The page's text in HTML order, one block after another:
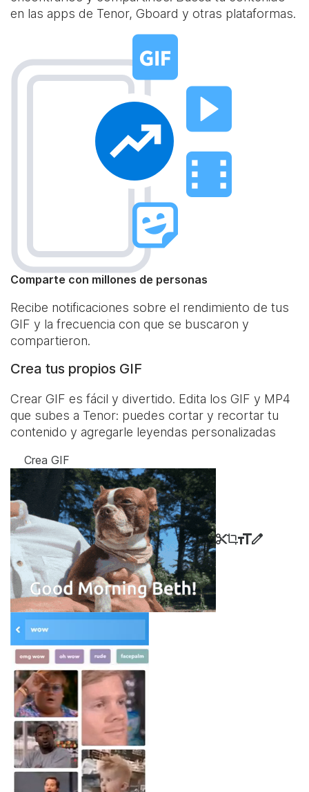
en las apps de Tenor, Gboard y otras plataformas.
Comparte con millones de personas
Recibe notificaciones sobre el rendimiento de tus
GIF y la frecuencia con que se buscaron y
compartieron.
Crea tus propios GIF
Crear GIF es fácil y divertido. Edita los GIF y MP4
que subes a Tenor: puedes cortar y recortar tu
contenido y agregarle leyendas personalizadas
Crea GIF